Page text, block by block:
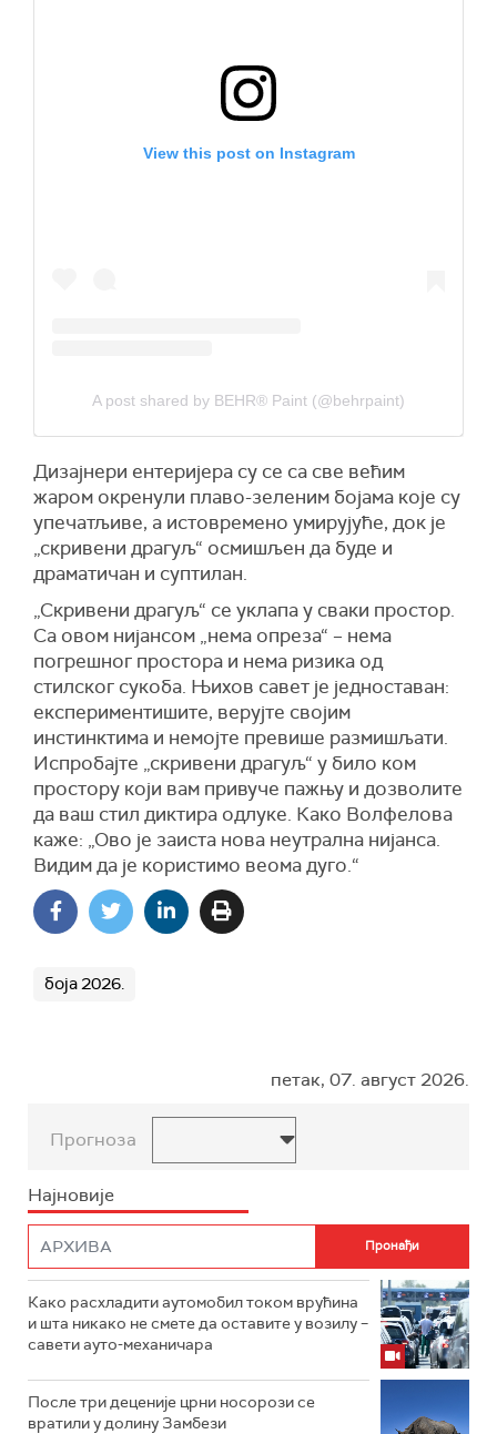
View this post on Instagram
A post shared by BEHR® Paint (@behrpaint)
Дизајнери ентеријера су се са све већим
жаром окренули плаво-зеленим бојама које су
упечатљиве, а истовремено умирујуће, док је
„скривени драгуљ“ осмишљен да буде и
драматичан и суптилан.
„Скривени драгуљ“ се уклапа у сваки простор.
Са овом нијансом „нема опреза“ – нема
погрешног простора и нема ризика од
стилског сукоба. Њихов савет је једноставан:
експериментишите, верујте својим
инстинктима и немојте превише размишљати.
Испробајте „скривени драгуљ“ у било ком
простору који вам привуче пажњу и дозволите
да ваш стил диктира одлуке. Како Волфелова
каже: „Ово је заиста нова неутрална нијанса.
Видим да је користимо веома дуго.“
боја 2026.
петак, 07. август 2026.
Прогноза
Најновије
Како расхладити аутомобил током врућина
и шта никако не смете да оставите у возилу –
савети ауто-механичара
После три деценије црни носорози се
вратили у долину Замбези